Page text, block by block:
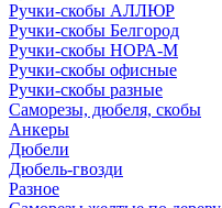
Ручки-скобы АЛЛЮР
Ручки-скобы Белгород
Ручки-скобы НОРА-М
Ручки-скобы офисные
Ручки-скобы разные
Саморезы, дюбеля, скобы
Анкеры
Дюбели
Дюбель-гвозди
Разное